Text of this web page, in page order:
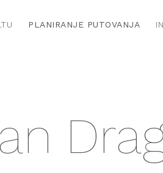
PLANIRANJE PUTOVANJA